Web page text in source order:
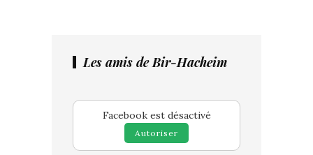
Les amis de Bir-Hacheim
Facebook est désactivé
Autoriser